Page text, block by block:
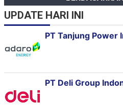
UPDATE HARI INI